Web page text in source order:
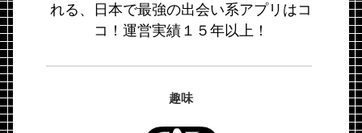
れる、日本で最強の出会い系アプリはコ
コ！運営実績１５年以上！
趣味